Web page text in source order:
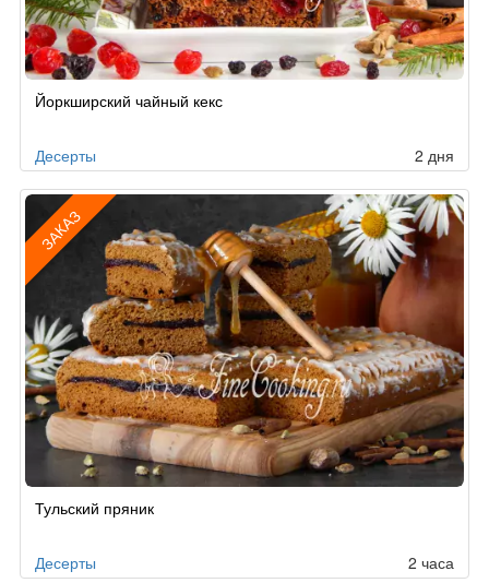
Рецепт
поЙоркширский чайный кекс
Десерты 2 дня
ЗАКАЗ
по
Тульский пряник
Десерты 2 часа